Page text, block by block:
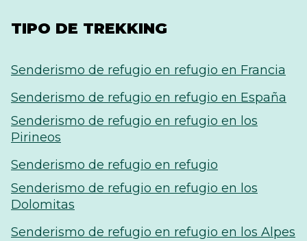
TIPO DE TREKKING
Senderismo de refugio en refugio en Francia
Senderismo de refugio en refugio en España
Senderismo de refugio en refugio en los
Pirineos
Senderismo de refugio en refugio
Senderismo de refugio en refugio en los
Dolomitas
Senderismo de refugio en refugio en los Alpes